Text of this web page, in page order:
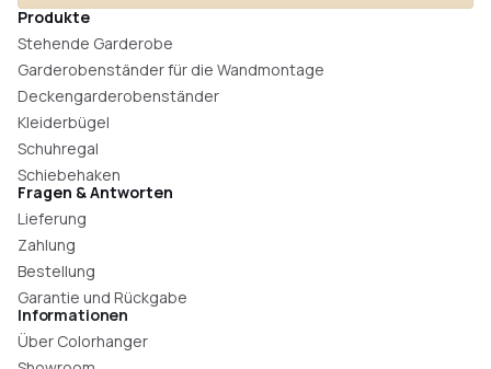
Produkte
Stehende Garderobe
Garderobenständer für die Wandmontage
Deckengarderobenständer
Kleiderbügel
Schuhregal
Schiebehaken
Fragen & Antworten
Lieferung
Zahlung
Bestellung
Garantie und Rückgabe
Informationen
Über Colorhanger